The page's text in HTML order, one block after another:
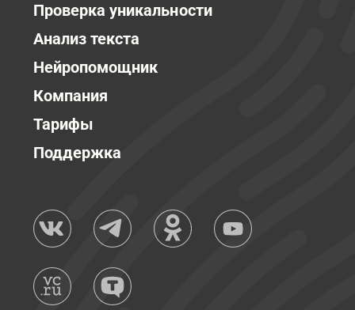
Проверка уникальности
Анализ текста
Нейропомощник
Компания
Тарифы
Поддержка